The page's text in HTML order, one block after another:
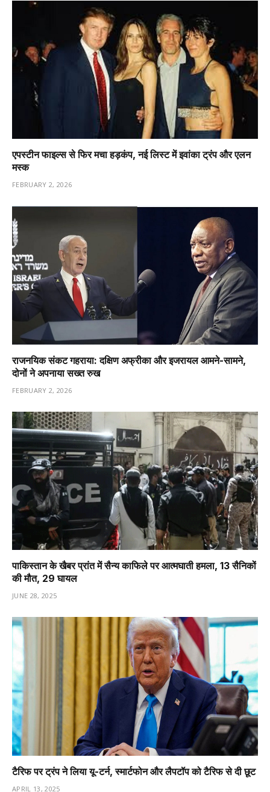
एपस्टीन फाइल्स से फिर मचा हड़कंप, नई लिस्ट में इवांका ट्रंप और एलन
मस्क
FEBRUARY 2, 2026
राजनयिक संकट गहराया: दक्षिण अफ्रीका और इजरायल आमने-सामने,
दोनों ने अपनाया सख्त रुख
FEBRUARY 2, 2026
पाकिस्तान के खैबर प्रांत में सैन्य काफिले पर आत्मघाती हमला, 13 सैनिकों
की मौत, 29 घायल
JUNE 28, 2025
टैरिफ पर ट्रंप ने लिया यू-टर्न, स्मार्टफोन और लैपटॉप को टैरिफ से दी छूट
APRIL 13, 2025